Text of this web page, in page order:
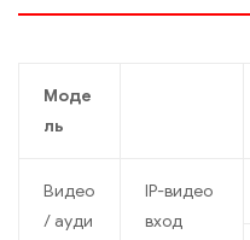
Моде
ль
Видео
/ ауди
IP-видео
вход